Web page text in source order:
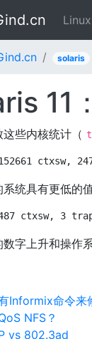
Linux
solaris
11
些内核统计（
ctxsw,
统具有更低的
ctxsw, 3
字上升和操作
Informix命令来
NFS？
vs 802.3ad